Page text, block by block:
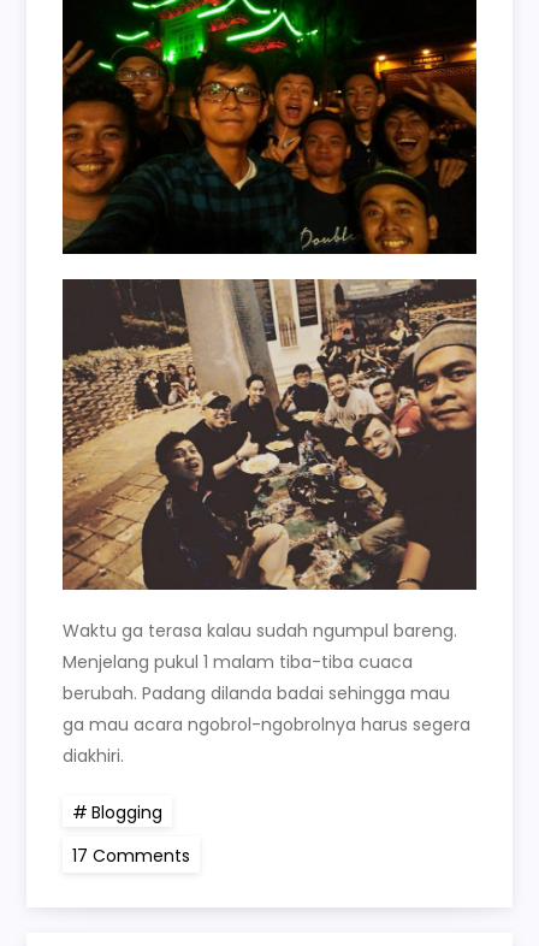
Waktu ga terasa kalau sudah ngumpul bareng.
Menjelang pukul 1 malam tiba-tiba cuaca
berubah. Padang dilanda badai sehingga mau
ga mau acara ngobrol-ngobrolnya harus segera
diakhiri.
Blogging
17 Comments